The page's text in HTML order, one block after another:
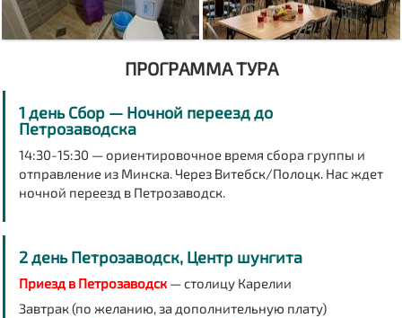
ПРОГРАММА ТУРА
1 день Сбор — Ночной переезд до
Петрозаводска
14:30-15:30 — ориентировочное время сбора группы и
отправление из Минска. Через Витебск/Полоцк. Нас ждет
ночной переезд в Петрозаводск.
2 день Петрозаводск, Центр шунгита
Приезд в Петрозаводск— столицу Карелии
Завтрак (по желанию, за дополнительную плату)